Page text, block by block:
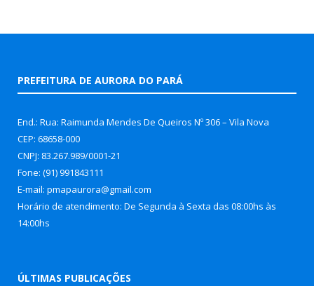
PREFEITURA DE AURORA DO PARÁ
End.: Rua: Raimunda Mendes De Queiros Nº 306 – Vila Nova
CEP: 68658-000
CNPJ: 83.267.989/0001-21
Fone: (91) 991843111
E-mail: pmapaurora@gmail.com
Horário de atendimento: De Segunda à Sexta das 08:00hs às
14:00hs
ÚLTIMAS PUBLICAÇÕES